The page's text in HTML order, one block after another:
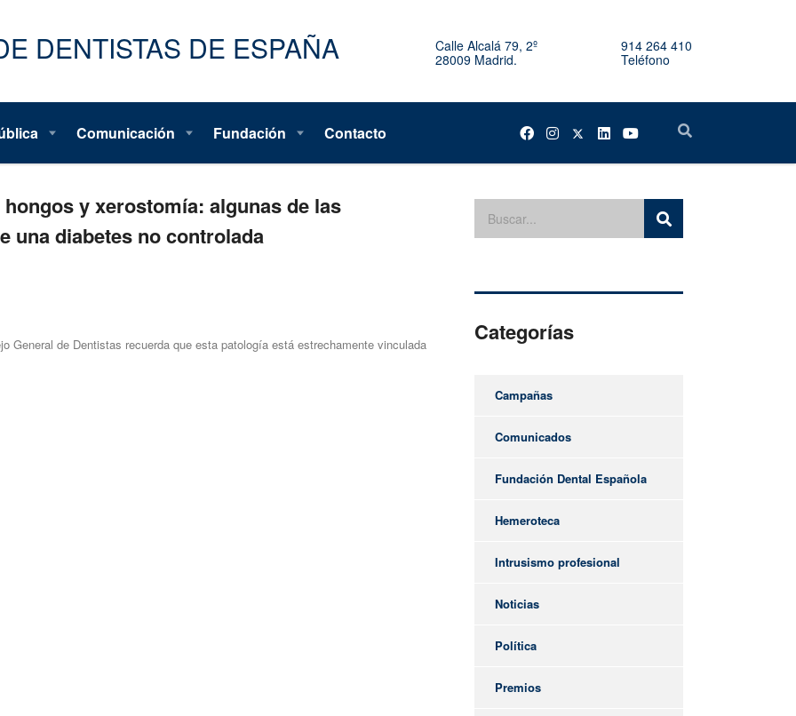
Calle Alcalá 79, 2º
28009 Madrid.
914 264 410
Teléfono
Comunicación Fundación Contacto
y xerostomía: algunas de las
una diabetes no controlada
General de Dentistas recuerda que esta patología está estrechamente vinculada
Categorías
Campañas
Comunicados
Fundación Dental Española
Hemeroteca
Intrusismo profesional
Noticias
Política
Premios